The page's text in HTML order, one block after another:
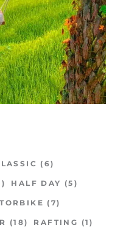
(6)
HALF DAY (5)
(7)
(18) RAFTING (1)